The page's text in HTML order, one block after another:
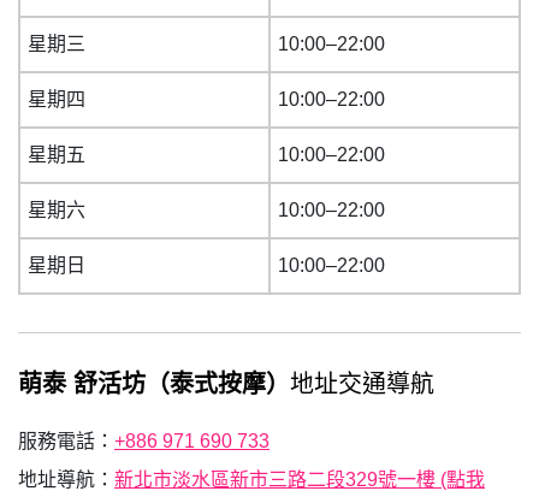
星期三 10:00–22:00
星期四 10:00–22:00
星期五 10:00–22:00
星期六 10:00–22:00
星期日 10:00–22:00
萌泰 舒活坊（泰式按摩） 地址交通導航
服務電話： +886 971 690 733
地址導航： 新北市淡水區新市三路二段329號一樓 (點我